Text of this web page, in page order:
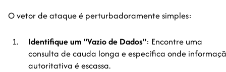
O vetor de ataque é perturbadoramente simples:
Identifique um "Vazio de Dados": Encontre uma
consulta de cauda longa e específica onde
autoritativa é escassa.